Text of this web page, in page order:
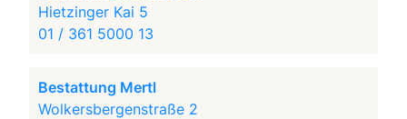
Hietzinger Kai 5
01 / 361 5000 13
Bestattung Mertl
Wolkersbergenstraße 2